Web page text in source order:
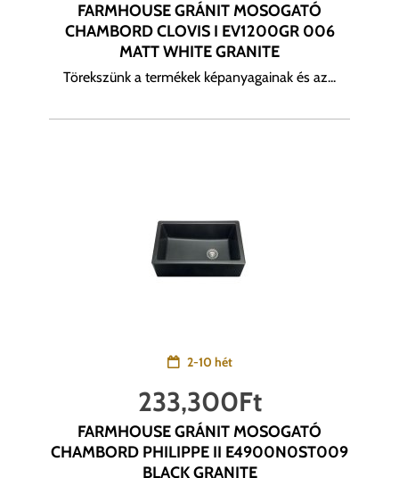
FARMHOUSE GRÁNIT MOSOGATÓ
CHAMBORD CLOVIS I EV1200GR 006
MATT WHITE GRANITE
Törekszünk a termékek képanyagainak és az...
2-10 hét
233,300Ft
FARMHOUSE GRÁNIT MOSOGATÓ
CHAMBORD PHILIPPE II E4900N0ST009
BLACK GRANITE